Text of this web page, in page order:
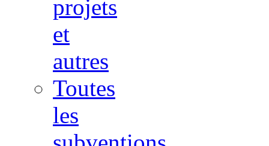
projets
et
autres
Toutes
les